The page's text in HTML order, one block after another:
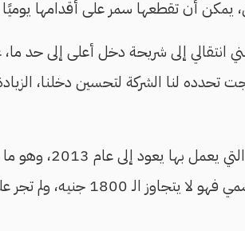
يمكن أن تقطعها سمر على أقدامها
جنيه في راتبي يعني انتقالي إلى شريحة دخل أعلى
تحدده لنا الشركة لتحسين دخلنا،
أحمد ممدوح له تاريخ
أكبر، لكن يظل أقل من الحد الأدنى